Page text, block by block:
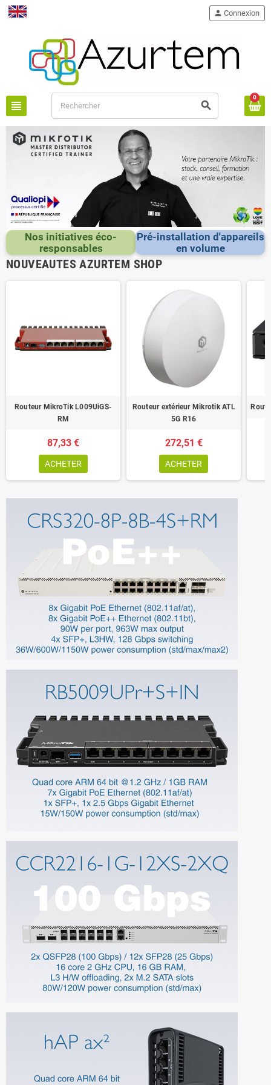
view_headline search
English person Connexion
0
Nos initiatives éco-
responsables
Pré-installation d'appareils
en volume
NOUVEAUTES AZURTEM SHOP
Routeur MikroTik L009UiGS-
RM
87,33 €
ACHETER
Routeur extérieur Mikrotik ATL
5G R16
272,51 €
ACHETER